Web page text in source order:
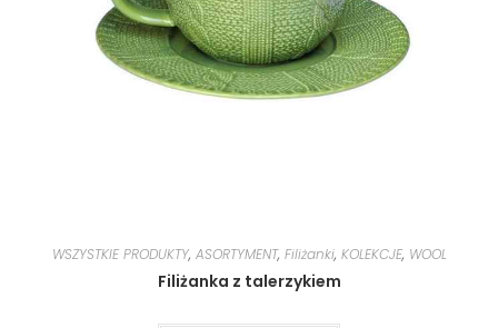
WSZYSTKIE PRODUKTY, ASORTYMENT, Filiżanki, KOLEKCJE, WOOL
Filiżanka z talerzykiem